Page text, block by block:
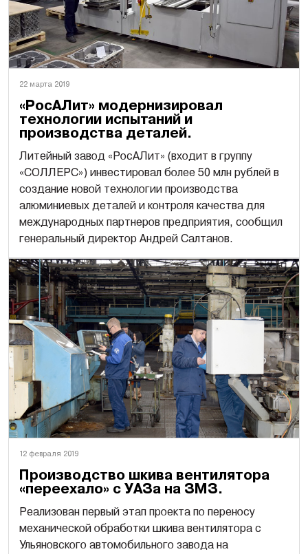
22 марта 2019
«РосАЛит» модернизировал
технологии испытаний и
производства деталей.
Литейный завод «РосАЛит» (входит в группу
«СОЛЛЕРС») инвестировал более 50 млн рублей в
создание новой технологии производства
алюминиевых деталей и контроля качества для
международных партнеров предприятия, сообщил
генеральный директор Андрей Салтанов.
12 февраля 2019
Производство шкива вентилятора
«переехало» с УАЗа на ЗМЗ.
Реализован первый этап проекта по переносу
механической обработки шкива вентилятора с
Ульяновского автомобильного завода на